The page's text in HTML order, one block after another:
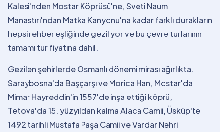
Kalesi'nden Mostar Köprüsü'ne, Sveti Naum
Manastırı'ndan Matka Kanyonu'na kadar farklı durakların
hepsi rehber eşliğinde geziliyor ve bu çevre turlarının
tamamı tur fiyatına dahil.
Gezilen şehirlerde Osmanlı dönemi mirası ağırlıkta.
Saraybosna'da Başçarşı ve Morica Han, Mostar'da
Mimar Hayreddin'in 1557'de inşa ettiği köprü,
Tetova'da 15. yüzyıldan kalma Alaca Camii, Üsküp'te
1492 tarihli Mustafa Paşa Camii ve Vardar Nehri